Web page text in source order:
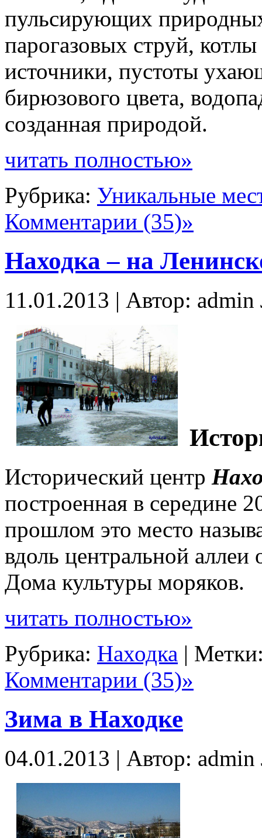
пульсирующих
парогазовых струй,
источники, пустоты
бирюзового цвета,
созданная природой.
читать полностью»
Рубрика: Уникальные
Комментарии (35)»
Находка – на
11.01.2013 | Автор:
Исторический центр
построенная в середине
прошлом это место
вдоль центральной
Дома культуры моряков.
читать полностью»
Рубрика: Находка |
Комментарии (35)»
Зима в Находке
04.01.2013 | Автор: